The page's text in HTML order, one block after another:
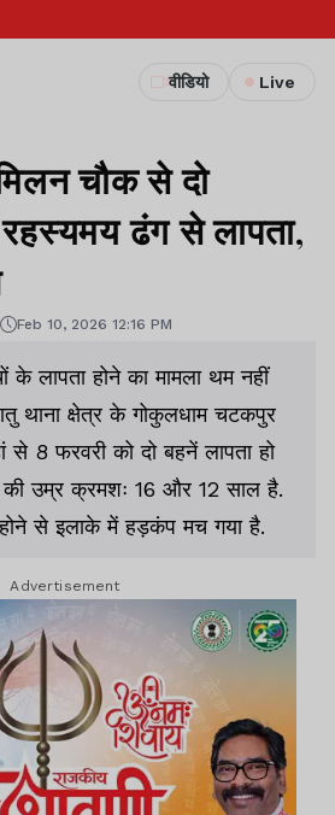
वीडियो Live
चौक से दो
ढंग से लापता,
Feb 10, 2026 12:16 PM
के लापता होने का मामला थम नहीं
थाना क्षेत्र के गोकुलधाम चटकपुर
से 8 फरवरी को दो बहनें लापता हो
की उम्र क्रमशः 16 और 12 साल है.
होने से इलाके में हड़कंप मच गया है.
Advertisement